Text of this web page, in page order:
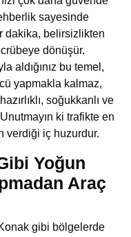
sayesinde
dakika, belirsizlikten
dönüşür.
aldığınız bu temel,
yapmakla kalmaz,
soğukkanlı ve
ki trafikte en
verdiği iç huzurdur.
Yoğun
Araç
gibi bölgelerde